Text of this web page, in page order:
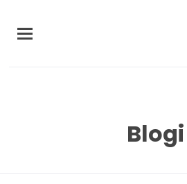
main
Blogi